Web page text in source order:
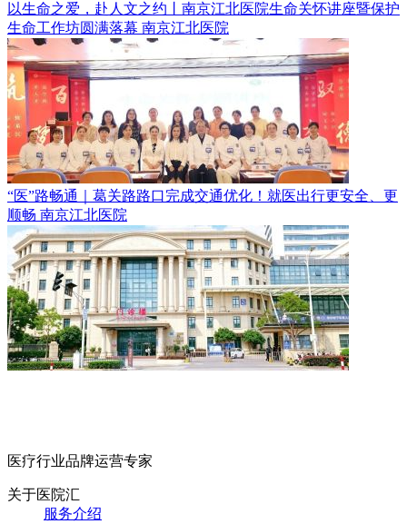
以生命之爱，赴人文之约丨南京江北医院生命关怀讲座暨保护
生命工作坊圆满落幕 南京江北医院
“医”路畅通｜葛关路路口完成交通优化！就医出行更安全、更
顺畅 南京江北医院
医疗行业品牌运营专家
关于医院汇
服务介绍